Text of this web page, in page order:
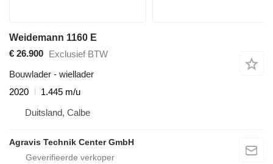
Weidemann 1160 E
€ 26.900 Exclusief BTW
Bouwlader - wiellader
2020
1.445 m/u
Duitsland, Calbe
Agravis Technik Center GmbH